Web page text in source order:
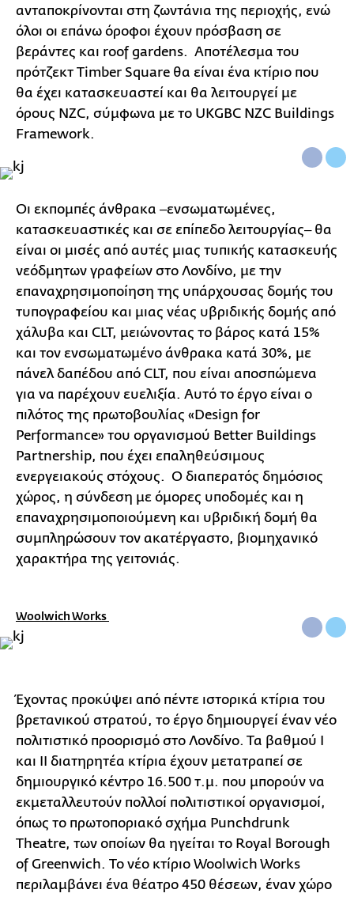
ανταποκρίνονται στη ζωντάνια της περιοχής, ενώ
όλοι οι επάνω όροφοι έχουν πρόσβαση σε
βεράντες και roof gardens. Αποτέλεσμα του
πρότζεκτ Timber Square θα είναι ένα κτίριο που
θα έχει κατασκευαστεί και θα λειτουργεί με
όρους NZC, σύμφωνα με το UKGBC NZC Buildings
Framework.
Οι εκπομπές άνθρακα ‒ενσωματωμένες,
κατασκευαστικές και σε επίπεδο λειτουργίας‒ θα
είναι οι μισές από αυτές μιας τυπικής κατασκευής
νεόδμητων γραφείων στο Λονδίνο, με την
επαναχρησιμοποίηση της υπάρχουσας δομής του
τυπογραφείου και μιας νέας υβριδικής δομής από
χάλυβα και CLT, μειώνοντας το βάρος κατά 15%
και τον ενσωματωμένο άνθρακα κατά 30%, με
πάνελ δαπέδου από CLT, που είναι αποσπώμενα
για να παρέχουν ευελιξία. Αυτό το έργο είναι ο
πιλότος της πρωτοβουλίας «Design for
Performance» του οργανισμού Better Buildings
Partnership, που έχει επαληθεύσιμους
ενεργειακούς στόχους. Ο διαπερατός δημόσιος
χώρος, η σύνδεση με όμορες υποδομές και η
επαναχρησιμοποιούμενη και υβριδική δομή θα
συμπληρώσουν τον ακατέργαστο, βιομηχανικό
χαρακτήρα της γειτονιάς.
Woolwich Works
Έχοντας προκύψει από πέντε ιστορικά κτίρια του
βρετανικού στρατού, το έργο δημιουργεί έναν νέο
πολιτιστικό προορισμό στο Λονδίνο. Τα βαθμού I
και II διατηρητέα κτίρια έχουν μετατραπεί σε
δημιουργικό κέντρο 16.500 τ.μ. που μπορούν να
εκμεταλλευτούν πολλοί πολιτιστικοί οργανισμοί,
όπως το πρωτοποριακό σχήμα Punchdrunk
Theatre, των οποίων θα ηγείται το Royal Borough
of Greenwich. Το νέο κτίριο Woolwich Works
περιλαμβάνει ένα θέατρο 450 θέσεων, έναν χώρο